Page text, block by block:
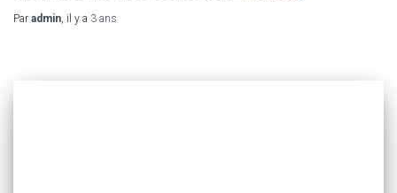
Par admin, il y a 3 ans